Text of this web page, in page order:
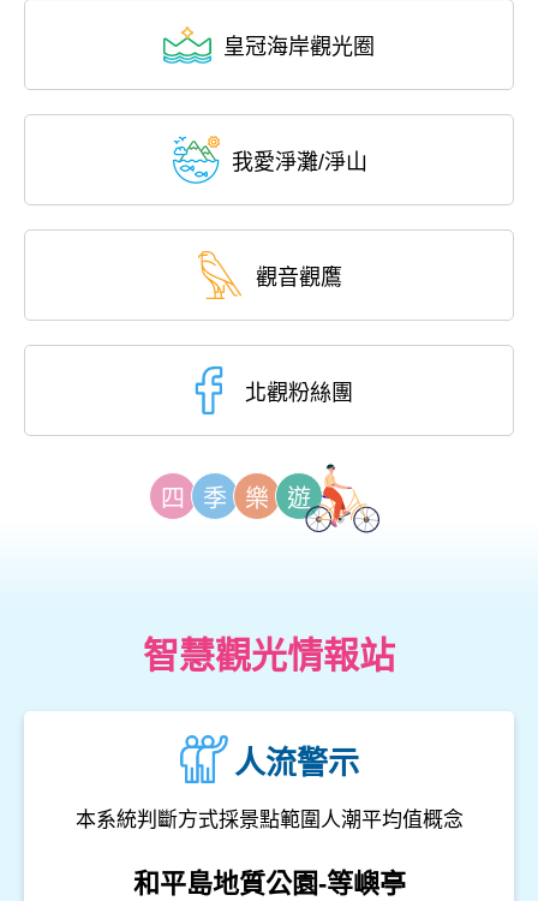
皇冠海岸觀光圈
我愛淨灘/淨山
觀音觀鷹
北觀粉絲團
四 季 樂 遊
智慧觀光情報站
人流警示
本系統判斷方式採景點範圍人潮平均值概念
和平島地質公園-遊客服務中心(室內)